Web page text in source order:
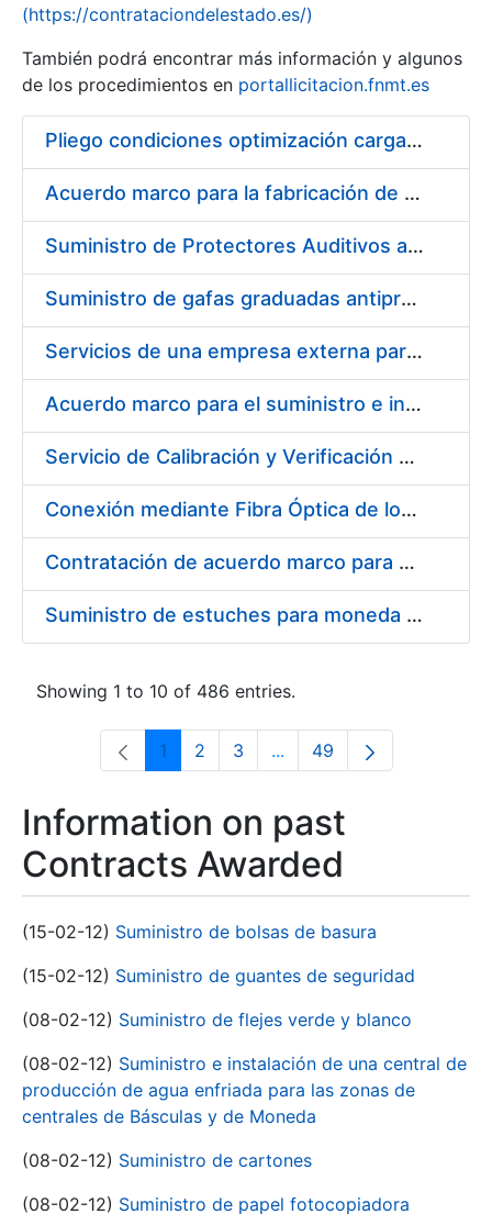
Show/Hide
(https://contrataciondelestado.es/)
También podrá encontrar más información y algunos
de los procedimientos en portallicitacion.fnmt.es
Pliego condiciones optimización cargas compras firmado
Acuerdo marco para la fabricación de piezas
Suministro de Protectores Auditivos a medida para las personas trabajadoras de los Centros de Trabajo de Madrid y Burgos
Suministro de gafas graduadas antiproyecciones para los trabajadores de la FNMT-RCM en los centros de trabajo de Madrid y Burgos
Servicios de una empresa externa para el asesoramiento y resolución de los recursos de alzada que se presentan relacionados con procesos de selección para la FNMT-RCM
Acuerdo marco para el suministro e instalación de persianas, estores y otros complementos
Servicio de Calibración y Verificación Externa de los Equipos de Medición del Servicio de Prevención de la FNMT-RCM
Conexión mediante Fibra Óptica de los Centros de Proceso de Datos (CPDs) de las sedes de la FNMT-RCM de Burgos y Madrid
Contratación de acuerdo marco para el Suministro de Material de Electricidad para la Fábrica Nacional de Moneda y Timbre-Real Casa de la Moneda en su centro de trabajo de Burgos
Suministro de estuches para moneda de 30 €
Showing 1 to 10 of 486 entries.
Page
1 Page
2 Page
3 ...Intermediate Pages Use
Page
49
Information on past
Contracts Awarded
(15-02-12) Suministro de bolsas de basura
(15-02-12) Suministro de guantes de seguridad
(08-02-12) Suministro de flejes verde y blanco
(08-02-12) Suministro e instalación de una central de
producción de agua enfriada para las zonas de
centrales de Básculas y de Moneda
(08-02-12) Suministro de cartones
(08-02-12) Suministro de papel fotocopiadora